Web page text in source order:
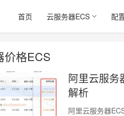
首页 云服务器ECS 配
价格ECS
阿里云服务
解析
阿里云服务器